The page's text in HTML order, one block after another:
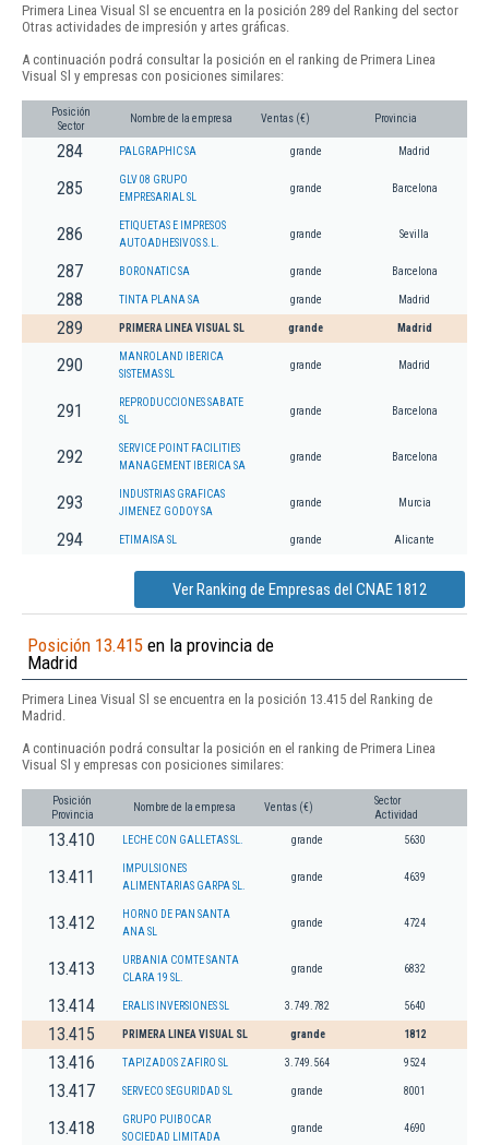
Primera Linea Visual Sl se encuentra en la posición 289 del Ranking del sector
Otras actividades de impresión y artes gráficas.
A continuación podrá consultar la posición en el ranking de Primera Linea
Visual Sl y empresas con posiciones similares:
Posición
Sector
Nombre de la empresa Ventas (€) Provincia
284 PALGRAPHIC SA grande Madrid
285
GLV 08 GRUPO
EMPRESARIAL SL
grande Barcelona
286
ETIQUETAS E IMPRESOS
AUTOADHESIVOS S.L.
grande Sevilla
287 BORONATIC SA grande Barcelona
288 TINTA PLANA SA grande Madrid
289 PRIMERA LINEA VISUAL SL grande Madrid
290
MANROLAND IBERICA
SISTEMAS SL
grande Madrid
291
REPRODUCCIONES SABATE
SL
grande Barcelona
292
SERVICE POINT FACILITIES
MANAGEMENT IBERICA SA
grande Barcelona
293
INDUSTRIAS GRAFICAS
JIMENEZ GODOY SA
grande Murcia
294 ETIMAISA SL grande Alicante
Ver Ranking de Empresas del CNAE 1812
Posición 13.415 en la provincia de
Madrid
Primera Linea Visual Sl se encuentra en la posición 13.415 del Ranking de
Madrid.
A continuación podrá consultar la posición en el ranking de Primera Linea
Visual Sl y empresas con posiciones similares:
Posición
Provincia
Nombre de la empresa Ventas (€)
Sector
Actividad
13.410 LECHE CON GALLETAS SL. grande 5630
13.411
IMPULSIONES
ALIMENTARIAS GARPA SL.
grande 4639
13.412
HORNO DE PAN SANTA
ANA SL
grande 4724
13.413
URBANIA COMTE SANTA
CLARA 19 SL.
grande 6832
13.414 ERALIS INVERSIONES SL 3.749.782 5640
13.415 PRIMERA LINEA VISUAL SL grande 1812
13.416 TAPIZADOS ZAFIRO SL 3.749.564 9524
13.417 SERVECO SEGURIDAD SL grande 8001
13.418
GRUPO PUIBOCAR
SOCIEDAD LIMITADA
grande 4690